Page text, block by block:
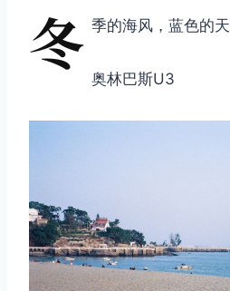
冬 季的海风，蓝色的天
奥林巴斯U3